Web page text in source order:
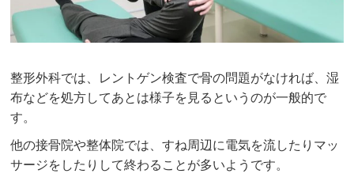
整形外科では、レントゲン検査で骨の問題がなければ、湿
布などを処方してあとは様子を見るというのが一般的で
す。
他の接骨院や整体院では、すね周辺に電気を流したりマッ
サージをしたりして終わることが多いようです。